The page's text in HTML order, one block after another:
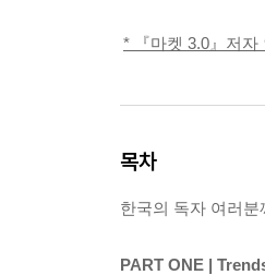
* 『마켓 3.0』저자
목차
한국의 독자 여러분
PART ONE |